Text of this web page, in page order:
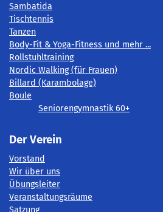
Sambatida
Tischtennis
Tanzen
Body-Fit & Yoga-Fitness und mehr ...
Rollstuhltraining
Nordic Walking (für Frauen)
Billard (Karambolage)
Boule
Seniorengymnastik 60+
Der Verein
Vorstand
Wir über uns
Übungsleiter
Veranstaltungsräume
Satzung